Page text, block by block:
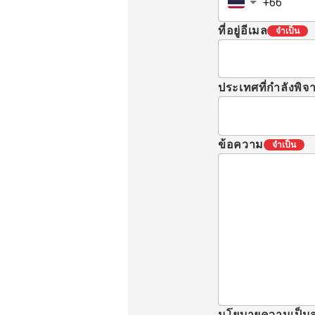
ที่อยู่อีเมล จำเป็น
ประเทศที่กำลังพิ
ข้อความ จำเป็น